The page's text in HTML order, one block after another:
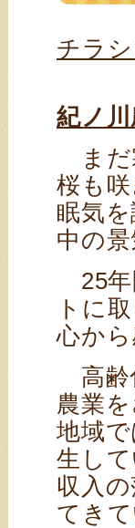
チラ
紀ノ
まだ
桜も
眠気
中の
25年
トに
心か
高齢
農業
地域
生し
収入
てきて